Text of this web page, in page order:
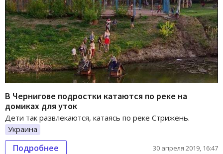
В Чернигове подростки катаются по реке на
домиках для уток
Дети так развлекаются, катаясь по реке Стрижень.
Украина
Подробнее 30 апреля 2019, 16:47